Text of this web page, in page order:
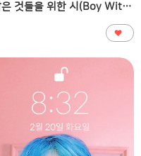
아이폰X 방탄소년단 슈가 진 제이홉 작은 것들을 위한 시(Boy With Luv) 티저 폰 배경화면 & 잠금화면 15장